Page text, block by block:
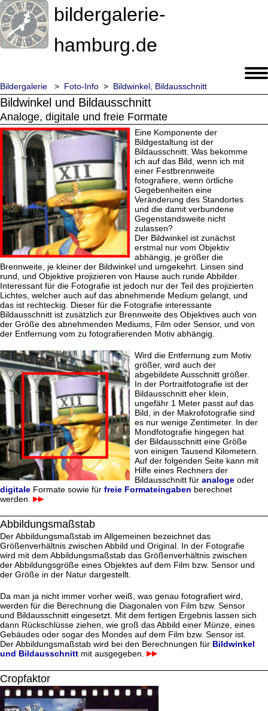
bildergalerie-
hamburg.de
Bildergalerie > Foto-Info > Bildwinkel, Bildausschnitt
Bildwinkel und Bildausschnitt
Analoge, digitale und freie Formate
Eine Komponente der
Bildgestaltung ist der
Bildausschnitt. Was bekomme
ich auf das Bild, wenn ich mit
einer Festbrennweite
fotografiere, wenn örtliche
Gegebenheiten eine
Veränderung des Standortes
und die damit verbundene
Gegenstandsweite nicht
zulassen?
Der Bildwinkel ist zunächst
erstmal nur vom Objektiv
abhängig, je größer die
Brennweite, je kleiner der Bildwinkel und umgekehrt. Linsen sind
rund, und Objektive projizieren von Hause auch runde Abbilder.
Interessant für die Fotografie ist jedoch nur der Teil des projizierten
Lichtes, welcher auch auf das abnehmende Medium gelangt, und
das ist rechteckig. Dieser für die Fotografie interessante
Bildausschnitt ist zusätzlich zur Brennweite des Objektives auch von
der Größe des abnehmenden Mediums, Film oder Sensor, und von
der Entfernung vom zu fotografierenden Motiv abhängig.
Wird die Entfernung zum Motiv
größer, wird auch der
abgebildete Ausschnitt größer.
In der Portraitfotografie ist der
Bildausschnitt eher klein,
ungefähr 1 Meter passt auf das
Bild, in der Makrofotografie sind
es nur wenige Zentimeter. In der
Mondfotografie hingegen hat
der Bildausschnitt eine Größe
von einigen Tausend Kilometern.
Auf der folgenden Seite kann mit
Hilfe eines Rechners der
Bildausschnitt füranaloge oder
digitale Formate sowie für freie Formateingaben berechnet
werden.
Abbildungsmaßstab
Der Abbildungsmaßstab im Allgemeinen bezeichnet das
Größenverhältnis zwischen Abbild und Original. In der Fotografie
wird mit dem Abbildungsmaßstab das Größenverhältnis zwischen
der Abbildungsgröße eines Objektes auf dem Film bzw. Sensor und
der Größe in der Natur dargestellt.
Da man ja nicht immer vorher weiß, was genau fotografiert wird,
werden für die Berechnung die Diagonalen von Film bzw. Sensor
und Bildausschnitt eingesetzt. Mit dem fertigen Ergebnis lassen sich
dann Rückschlüsse ziehen, wie groß das Abbild einer Münze, eines
Gebäudes oder sogar des Mondes auf dem Film bzw. Sensor ist.
Der Abbildungsmaßstab wird bei den Berechnungen für Bildwinkel
und Bildausschnitt mit ausgegeben.
Cropfaktor